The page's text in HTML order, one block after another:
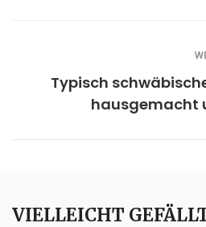
Typisch
hausgemacht
VIELLEICHT